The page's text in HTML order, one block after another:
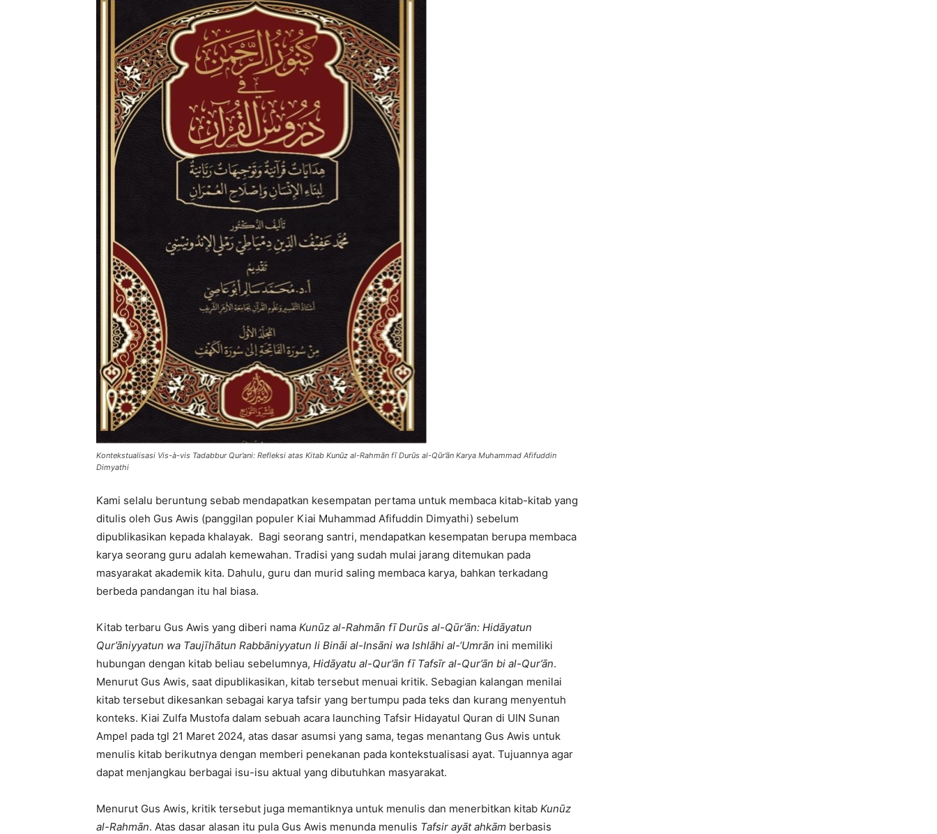
Indonesia
Kontekstualisasi Vis-à-vis Tadabbur Qur’ani: Refleksi atas Kitab Kunūz al-Rahmān fī Durūs al-Qūr’ān Karya Muhammad Afifuddin
Dimyathi
Kami selalu beruntung sebab mendapatkan kesempatan pertama untuk membaca kitab-kitab yang
ditulis oleh Gus Awis (panggilan populer Kiai Muhammad Afifuddin Dimyathi) sebelum
dipublikasikan kepada khalayak. Bagi seorang santri, mendapatkan kesempatan berupa membaca
karya seorang guru adalah kemewahan. Tradisi yang sudah mulai jarang ditemukan pada
masyarakat akademik kita. Dahulu, guru dan murid saling membaca karya, bahkan terkadang
berbeda pandangan itu hal biasa.
Kitab terbaru Gus Awis yang diberi nama Kunūz al-Rahmān fī Durūs al-Qūr’ān: Hidāyatun
Qur’āniyyatun wa Taujīhātun Rabbāniyyatun li Bināi al-Insāni wa Ishlāhi al-‘Umrān ini memiliki
hubungan dengan kitab beliau sebelumnya, Hidāyatu al-Qur’ān fī Tafsīr al-Qur’ān bi al-Qur’ān.
Menurut Gus Awis, saat dipublikasikan, kitab tersebut menuai kritik. Sebagian kalangan menilai
kitab tersebut dikesankan sebagai karya tafsir yang bertumpu pada teks dan kurang menyentuh
konteks. Kiai Zulfa Mustofa dalam sebuah acara launching Tafsir Hidayatul Quran di UIN Sunan
Ampel pada tgl 21 Maret 2024, atas dasar asumsi yang sama, tegas menantang Gus Awis untuk
menulis kitab berikutnya dengan memberi penekanan pada kontekstualisasi ayat. Tujuannya agar
dapat menjangkau berbagai isu-isu aktual yang dibutuhkan masyarakat.
Menurut Gus Awis, kritik tersebut juga memantiknya untuk menulis dan menerbitkan kitab Kunūz
al-Rahmān. Atas dasar alasan itu pula Gus Awis menunda menulis Tafsir ayāt ahkām berbasis